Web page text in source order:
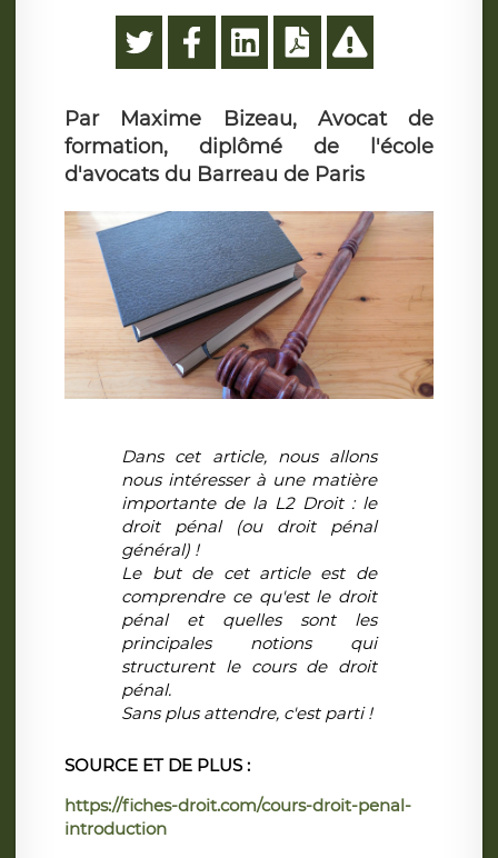
Par Maxime Bizeau, Avocat de
formation, diplômé de l'école
d'avocats du Barreau de Paris
Dans cet article, nous allons
nous intéresser à une matière
importante de la L2 Droit : le
droit pénal (ou droit pénal
général) !
Le but de cet article est de
comprendre ce qu'est le droit
pénal et quelles sont les
principales notions qui
structurent le cours de droit
pénal.
Sans plus attendre, c'est parti !
SOURCE ET DE PLUS :
https://fiches-droit.com/cours-droit-penal-
introduction